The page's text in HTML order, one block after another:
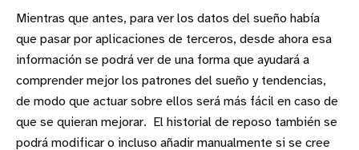
Mientras que antes, para ver los datos del sueño había
que pasar por aplicaciones de terceros, desde ahora esa
información se podrá ver de una forma que ayudará a
comprender mejor los patrones del sueño y tendencias,
de modo que actuar sobre ellos será más fácil en caso de
que se quieran mejorar. El historial de reposo también se
podrá modificar o incluso añadir manualmente si se cree